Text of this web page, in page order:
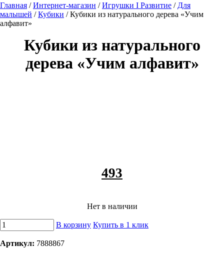
Главная /Интернет-магазин /Игрушки I Развитие / Для
малышей /Кубики /Кубики из натурального дерева «Учим
алфавит»
Кубики из натурального
дерева «Учим алфавит»
493
Нет в наличии
В корзину Купить в 1 клик
Артикул: 7888867